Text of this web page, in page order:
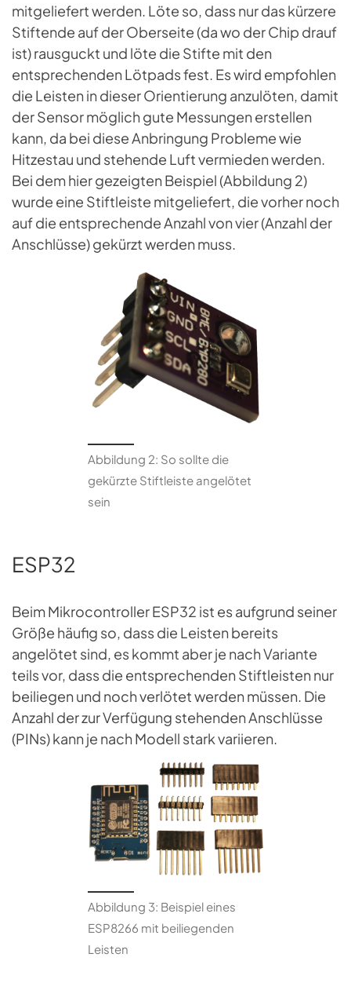
mitgeliefert werden. Löte so, dass nur das kürzere
Stiftende auf der Oberseite (da wo der Chip drauf
ist) rausguckt und löte die Stifte mit den
entsprechenden Lötpads fest. Es wird empfohlen
die Leisten in dieser Orientierung anzulöten, damit
der Sensor möglich gute Messungen erstellen
kann, da bei diese Anbringung Probleme wie
Hitzestau und stehende Luft vermieden werden.
Bei dem hier gezeigten Beispiel (Abbildung 2)
wurde eine Stiftleiste mitgeliefert, die vorher noch
auf die entsprechende Anzahl von vier (Anzahl der
Anschlüsse) gekürzt werden muss.
Abbildung 2: So sollte die
gekürzte Stiftleiste angelötet
sein
ESP32
Beim Mikrocontroller ESP32 ist es aufgrund seiner
Größe häufig so, dass die Leisten bereits
angelötet sind, es kommt aber je nach Variante
teils vor, dass die entsprechenden Stiftleisten nur
beiliegen und noch verlötet werden müssen. Die
Anzahl der zur Verfügung stehenden Anschlüsse
(PINs) kann je nach Modell stark variieren.
Abbildung 3: Beispiel eines
ESP8266 mit beiliegenden
Leisten